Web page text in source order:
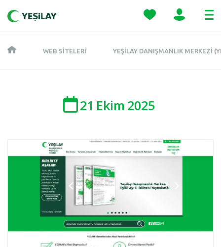
WEB SITELERI YEŞILAY DANIŞMANLIK MERKEZI
21 Ekim 2025